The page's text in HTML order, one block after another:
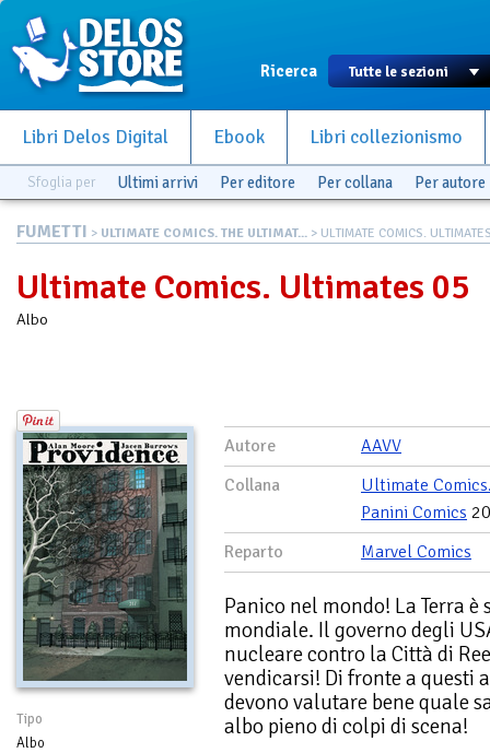
Ricerca
Libri Delos Digital Ebook Libri collezionismo
Sfoglia per Ultimi arrivi Per editore Per collana Per autore
FUMETTI > ULTIMATE COMICS. THE ULTIMAT... > ULTIMATE COMICS.
Ultimate Comics. Ultimates 05
Albo
Tipo
Albo
Autore
AAVV
Collana
Ultimate
Panini Comics
Reparto
Marvel Comics
Panico nel mondo! La Terra
mondiale. Il governo degli
nucleare contro la Città di
vendicarsi! Di fronte a questi
devono valutare bene quale
albo pieno di colpi di scena!